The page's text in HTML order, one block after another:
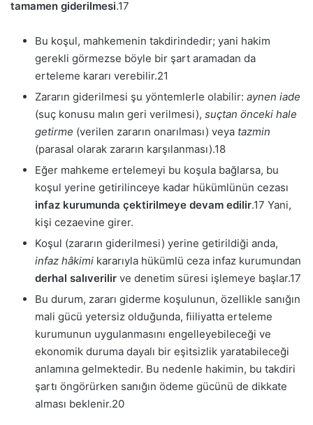
tamamen giderilmesi.17
Bu koşul, mahkemenin takdirindedir; yani hakim
gerekli görmezse böyle bir şart aramadan da
erteleme kararı verebilir.21
Zararın giderilmesi şu yöntemlerle olabilir: aynen iade
(suç konusu malın geri verilmesi), suçtan önceki hale
getirme (verilen zararın onarılması) veya tazmin
(parasal olarak zararın karşılanması).18
Eğer mahkeme ertelemeyi bu koşula bağlarsa, bu
koşul yerine getirilinceye kadar hükümlünün cezası
infaz kurumunda çektirilmeye devam edilir.17 Yani,
kişi cezaevine girer.
Koşul (zararın giderilmesi) yerine getirildiği anda,
infaz hâkimi kararıyla hükümlü ceza infaz kurumundan
derhal salıverilir ve denetim süresi işlemeye başlar.17
Bu durum, zararı giderme koşulunun, özellikle sanığın
mali gücü yetersiz olduğunda, fiiliyatta erteleme
kurumunun uygulanmasını engelleyebileceği ve
ekonomik duruma dayalı bir eşitsizlik yaratabileceği
anlamına gelmektedir. Bu nedenle hakimin, bu takdiri
şartı öngörürken sanığın ödeme gücünü de dikkate
alması beklenir.20